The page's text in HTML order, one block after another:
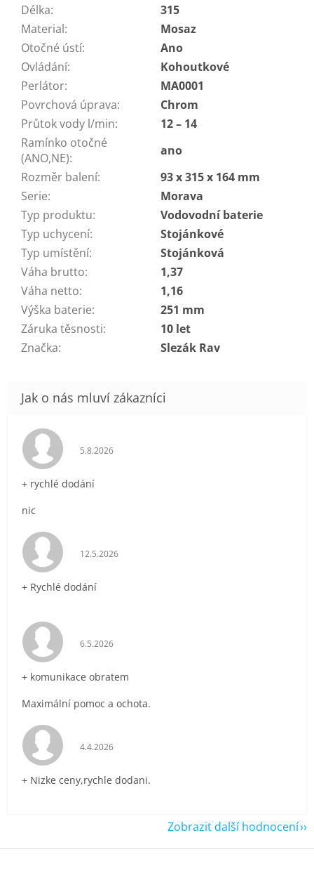
Délka:
315
Material:
Mosaz
Otočné ústí:
Ano
Ovládání:
Kohoutkové
Perlátor:
MA0001
Povrchová úprava:
Chrom
Průtok vody l/min:
12 – 14
Ramínko otočné
(ANO,NE):
ano
Rozměr balení:
93 x 315 x 164 mm
Serie:
Morava
Typ produktu:
Vodovodní baterie
Typ uchycení:
Stojánkové
Typ umístění:
Stojánková
Váha brutto:
1,37
Váha netto:
1,16
Výška baterie:
251 mm
Záruka těsnosti:
10 let
Značka: Slezák Rav
Hodnocení obchodu je 5 z 5 hvězdiček.
5.8.2026
+ rychlé dodání
nic
Hodnocení obchodu je 5 z 5 hvězdiček.
12.5.2026
+ Rychlé dodání
Hodnocení obchodu je 5 z 5 hvězdiček.
6.5.2026
+ komunikace obratem
Maximální pomoc a ochota.
Hodnocení obchodu je 5 z 5 hvězdiček.
4.4.2026
+ Nizke ceny,rychle dodani.
Zobrazit další hodnocení
Z